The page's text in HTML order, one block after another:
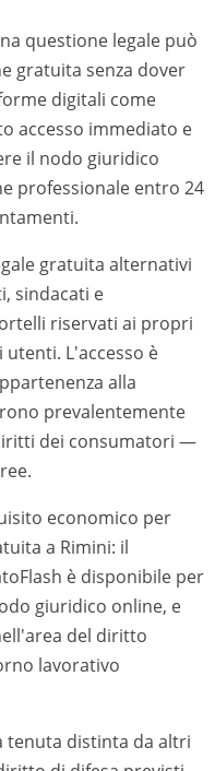
questione legale può
gratuita senza dover
digitali come
accesso immediato e
il nodo giuridico
professionale entro 24
gratuita alternativi
sindacati e
riservati ai propri
L'accesso è
alla
prevalentemente
dei consumatori —
economico per
a Rimini: il
è disponibile per
giuridico online, e
del diritto
lavorativo
tenuta distinta da altri